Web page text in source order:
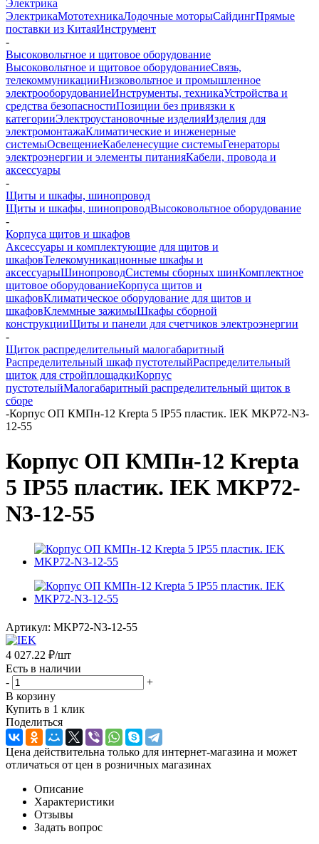
Электрика
ЭлектрикаМототехникаЛодочные моторыСайдингПрямые
поставки из КитаяИнструмент
-
Высоковольтное и щитовое оборудование
Высоковольтное и щитовое оборудованиеСвязь,
телекоммуникацииНизковольтное и промышленное
электрооборудованиеИнструменты, техникаУстройства и
средства безопасностиПозиции без привязки к
категорииЭлектроустановочные изделияИзделия для
электромонтажаКлиматические и инженерные
системыОсвещениеКабеленесущие системыГенераторы
электроэнергии и элементы питанияКабели, провода и
аксессуары
-
Щиты и шкафы, шинопровод
Щиты и шкафы, шинопроводВысоковольтное оборудование
-
Корпуса щитов и шкафов
Аксессуары и комплектующие для щитов и
шкафовТелекомуникационные шкафы и
аксессуарыШинопроводСистемы сборных шинКомплектное
щитовое оборудованиеКорпуса щитов и
шкафовКлиматическое оборудование для щитов и
шкафовКлеммные зажимыШкафы сборной
конструкцииЩиты и панели для счетчиков электроэнергии
-
Щиток распределительный малогабаритный
Распределительный шкаф пустотелыйРаспределительный
щиток для стройплощадкиКорпус
пустотелыйМалогабаритный распределительный щиток в
сборе
-Корпус ОП КМПн-12 Krepta 5 IP55 пластик. IEK MKP72-N3-
12-55
Корпус ОП КМПн-12 Krepta
5 IP55 пластик. IEK MKP72-
N3-12-55
Артикул: MKP72-N3-12-55
4 027.22 ₽/шт
Есть в наличии
-
+
В корзину
Купить в 1 клик
Поделиться
Цена действительна только для интернет-магазина и может
отличаться от цен в розничных магазинах
Описание
Характеристики
Отзывы
Задать вопрос